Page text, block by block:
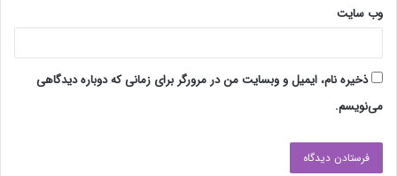
وب‌ سایت
ذخیره نام، ایمیل و وبسایت من در مرورگر برای زمانی که دوباره دیدگاهی
می‌نویسم.